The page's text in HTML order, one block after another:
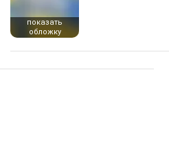
показать
обложку